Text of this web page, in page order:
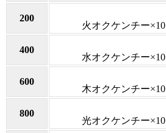
200
火オクケンチー×10
400
水オクケンチー×10
600
木オクケンチー×10
800
光オクケンチー×10